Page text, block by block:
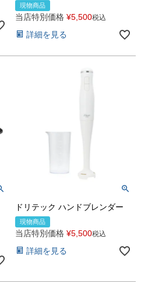
現物商品
当店特別価格 ¥5,500税込
詳細を見る
ドリテック ハンドブレンダー
現物商品
当店特別価格 ¥5,500税込
詳細を見る